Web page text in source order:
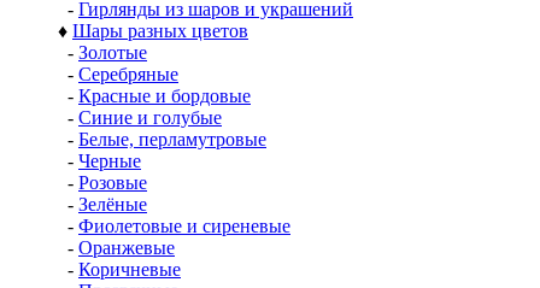
- Гирлянды из шаров и украшений
♦ Шары разных цветов
- Золотые
- Серебряные
- Красные и бордовые
- Синие и голубые
- Белые, перламутровые
- Черные
- Розовые
- Зелёные
- Фиолетовые и сиреневые
- Оранжевые
- Коричневые